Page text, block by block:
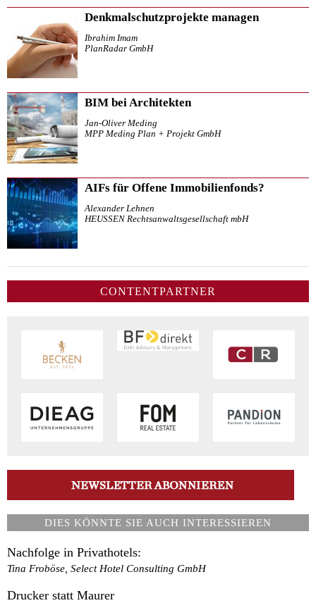
Denkmalschutzprojekte managen
Ibrahim Imam
PlanRadar GmbH
BIM bei Architekten
Jan-Oliver Meding
MPP Meding Plan + Projekt GmbH
AIFs für Offene Immobilienfonds?
Alexander Lehnen
HEUSSEN Rechtsanwaltsgesellschaft mbH
CONTENTPARTNER
DIES KÖNNTE SIE AUCH INTERESSIEREN
Nachfolge in Privathotels:
Tina Froböse, Select Hotel Consulting GmbH
Drucker statt Maurer